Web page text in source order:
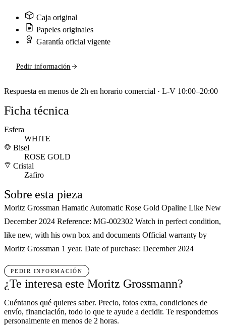
Caja original
Papeles originales
Garantía oficial vigente
Pedir información
Respuesta en menos de 2h en horario comercial · L-V 10:00–20:00
Ficha técnica
Esfera
WHITE
Bisel
ROSE GOLD
Cristal
Zafiro
Sobre esta pieza
Moritz Grossman Hamatic Automatic Rose Gold Opaline Like New
December 2024 Reference: MG-002302 Watch in perfect condition,
like new, with his own box and documents Official warranty by
Moritz Grossman 1 year. Date of purchase: December 2024
PEDIR INFORMACIÓN
¿Te interesa este Moritz Grossmann?
Cuéntanos qué quieres saber. Precio, fotos extra, condiciones de
envío, financiación, todo lo que te ayude a decidir. Te respondemos
personalmente en menos de 2 horas.